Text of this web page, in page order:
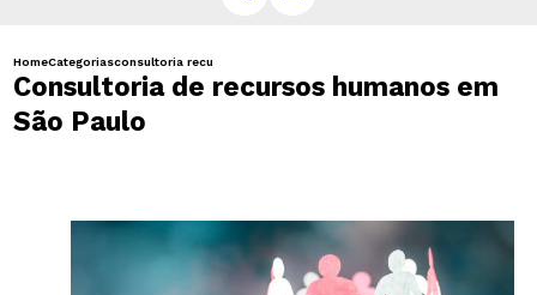
HomeCategoriasconsultoria recursos humanos sao paulo
Consultoria de recursos humanos em
São Paulo